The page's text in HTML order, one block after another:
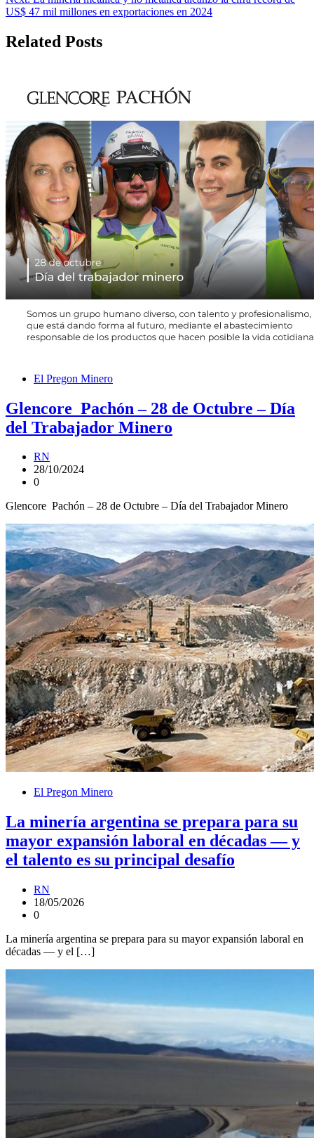
entradas
US$ 47 mil millones en exportaciones en 2024
Related Posts
El Pregon Minero
Glencore Pachón – 28 de Octubre – Día
del Trabajador Minero
RN
28/10/2024
0
Glencore Pachón – 28 de Octubre – Día del Trabajador Minero
El Pregon Minero
La minería argentina se prepara para su
mayor expansión laboral en décadas — y
el talento es su principal desafío
RN
18/05/2026
0
La minería argentina se prepara para su mayor expansión laboral en
décadas — y el […]